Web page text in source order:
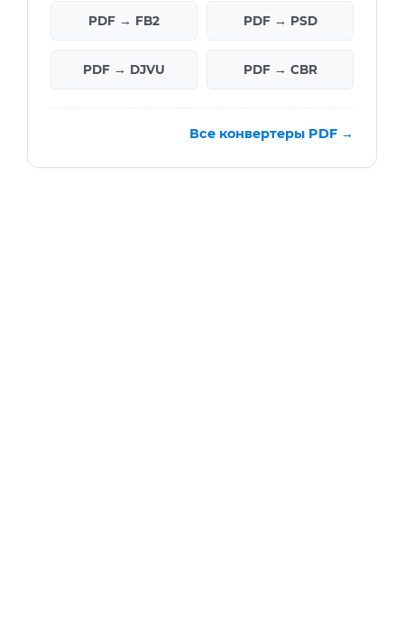
PDF → FB2 PDF → PSD
PDF → DJVU PDF → CBR
Все конвертеры PDF →